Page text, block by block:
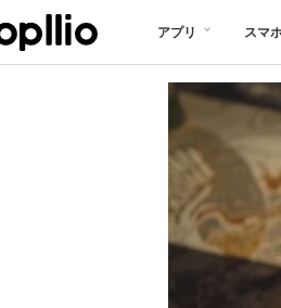
アプリ スマ